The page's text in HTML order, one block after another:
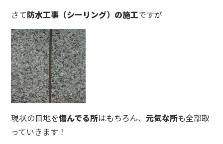
さて防水工事（シーリング）の施工ですが
現状の目地を傷んでる所はもちろん、元気な所も全部取
っていきます！